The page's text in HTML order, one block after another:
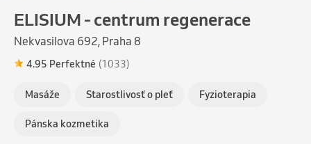
ELISIUM - centrum regenerace
Nekvasilova 692, Praha 8
4.95 Perfektné (1033)
Masáže Starostlivosť o pleť Fyzioterapia
Pánska kozmetika